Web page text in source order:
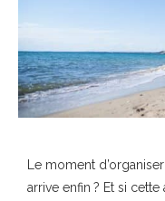
Le moment
arrive enfin ? Et si